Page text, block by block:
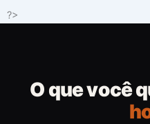
para
?>
O que você